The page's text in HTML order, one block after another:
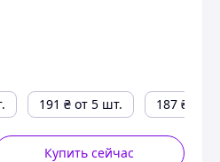
191 ₴ от 5 шт. 187 ₴
Купить сейчас